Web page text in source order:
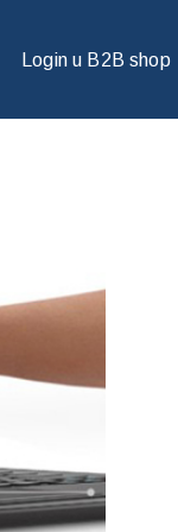
Login u B2B shop